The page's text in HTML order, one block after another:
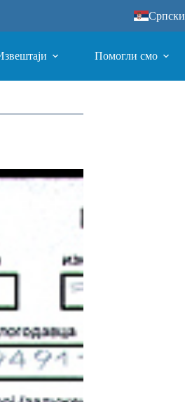
Српски
Помогли смо